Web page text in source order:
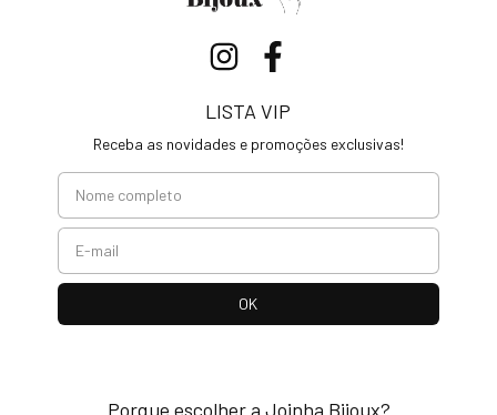
LISTA VIP
Receba as novidades e promoções exclusivas!
Porque escolher a Joinha Bijoux?